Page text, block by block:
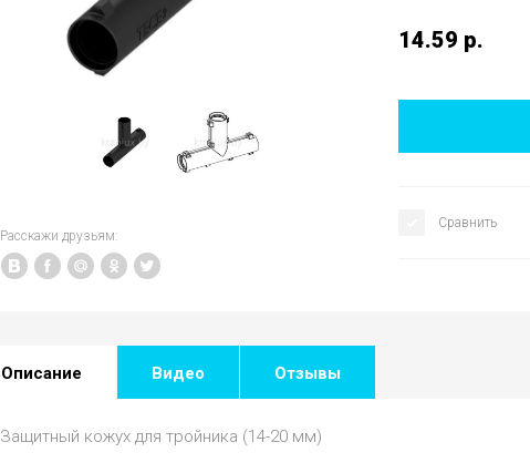
Расскажи друзьям:
14.59 р.
Сравнить
Описание Видео Отзывы
Защитный кожух для тройника (14-20 мм)